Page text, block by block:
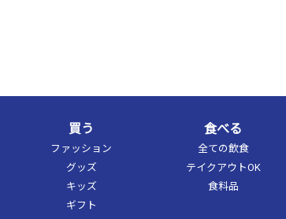
買う
ファッション
グッズ
キッズ
ギフト
食べる
全ての飲食
テイクアウトOK
食料品